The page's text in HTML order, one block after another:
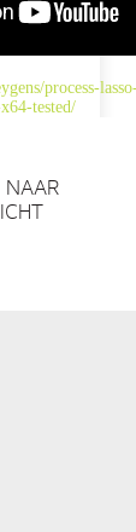
process-
tested/
NAAR